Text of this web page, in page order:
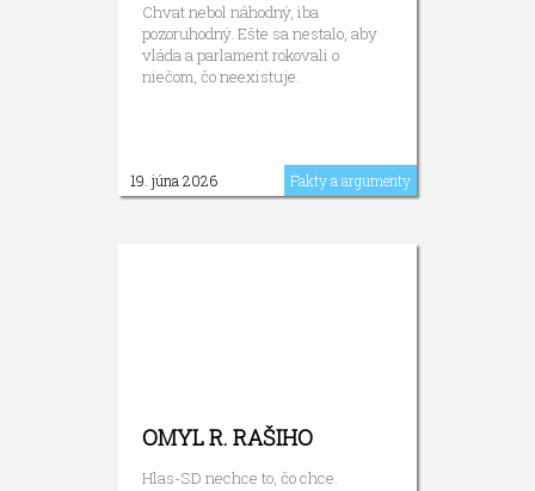
Chvat nebol náhodný, iba
pozoruhodný. Ešte sa nestalo, aby
vláda a parlament rokovali o
niečom, čo neexistuje.
19. júna 2026 Fakty a argumenty
OMYL R. RAŠIHO
Hlas-SD nechce to, čo chce.